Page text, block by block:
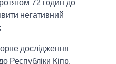
72 годин до
негативний
дослідження
Республіки Кіпр.